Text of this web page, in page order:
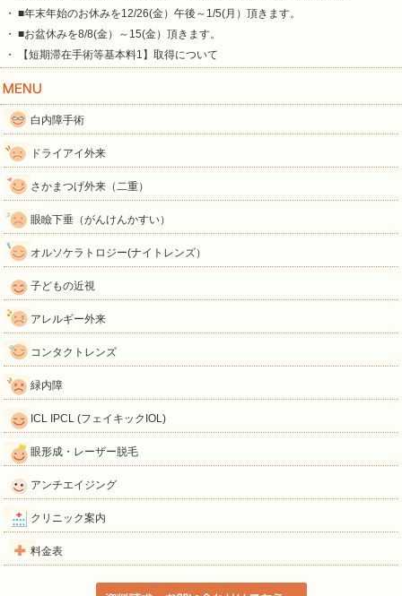
・ ■年末年始のお休みを12/26(金）午後～1/5(月）頂きます。
・ ■お盆休みを8/8(金）～15(金）頂きます。
・ 【短期滞在手術等基本料1】取得について
白内障手術
ドライアイ外来
さかまつげ外来（二重）
眼瞼下垂（がんけんかすい）
オルソケラトロジー(ナイトレンズ）
子どもの近視
アレルギー外来
コンタクトレンズ
緑内障
ICL IPCL (フェイキックIOL)
眼形成・レーザー脱毛
アンチエイジング
クリニック案内
料金表